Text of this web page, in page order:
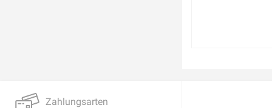
Zahlungsarten